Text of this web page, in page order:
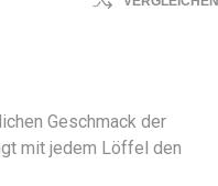
Geschmack der
mit jedem Löffel den